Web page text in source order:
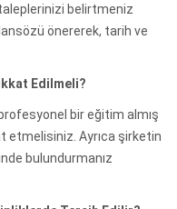
belirtmeniz
önererek, tarih ve
Edilmeli?
bir eğitim almış
etmelisiniz. Ayrıca şirketin
bulundurmanız